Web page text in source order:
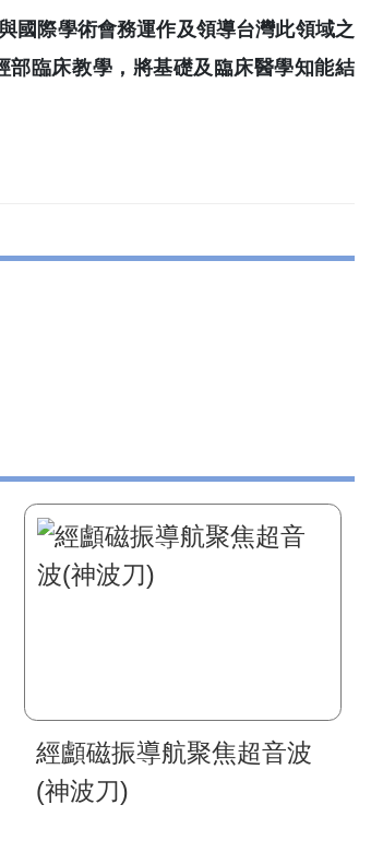
國際學術會務運作及領導台灣此領域之
臨床教學，將基礎及臨床醫學知能結
經顱磁振導航聚焦超音波
(神波刀)